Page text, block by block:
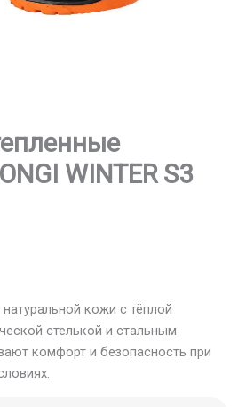
WINTER S3
кожи с тёплой
стелькой и стальным
комфорт и безопасность при